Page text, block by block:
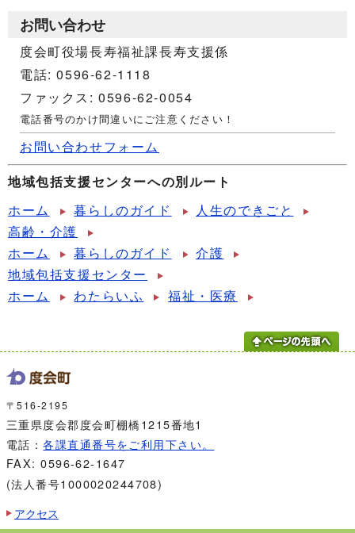
お問い合わせ
度会町役場長寿福祉課長寿支援係
電話: 0596-62-1118
ファックス: 0596-62-0054
電話番号のかけ間違いにご注意ください！
お問い合わせフォーム
地域包括支援センターへの別ルート
ホーム
暮らしのガイド
人生のできごと
高齢・介護
ホーム
暮らしのガイド
介護
地域包括支援センター
ホーム
わたらいふ 福祉・医療
〒516-2195
三重県度会郡度会町棚橋1215番地1
電話：各課直通番号をご利用下さい。
FAX: 0596-62-1647
(法人番号1000020244708)
アクセス